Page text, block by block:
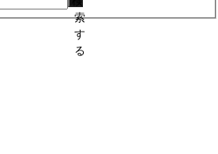
索
す
る